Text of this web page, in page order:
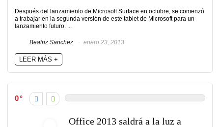
Después del lanzamiento de Microsoft Surface en octubre, se comenzó
a trabajar en la segunda versión de este tablet de Microsoft para un
lanzamiento futuro. ...
Beatriz Sanchez enero 23, 2013
LEER MÁS +
0
Office 2013 saldrá a la luz a